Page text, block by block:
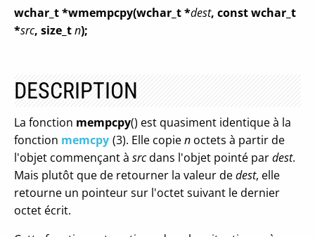
wchar_t *wmempcpy(wchar_t *dest, const wchar_t
*src, size_tn);
DESCRIPTION
La fonction mempcpy() est quasiment identique à la
fonction memcpy (3). Elle copien octets à partir de
l'objet commençant à srcdans l'objet pointé pardest.
Mais plutôt que de retourner la valeur dedest, elle
retourne un pointeur sur l'octet suivant le dernier
octet écrit.